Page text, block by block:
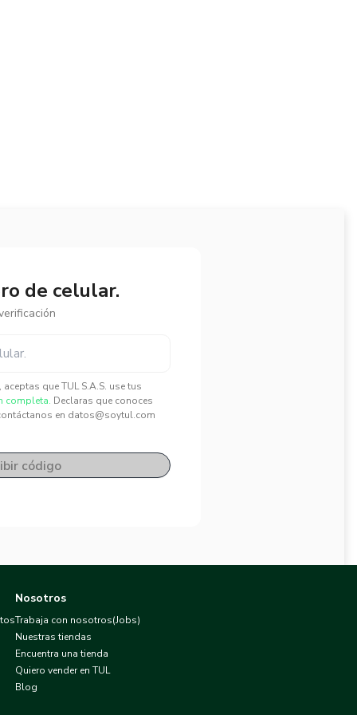
de celular.
que TUL S.A.S. use tus
completa. Declaras que conoces
en datos@soytul.com
código
Nosotros
Trabaja con nosotros(Jobs)
Nuestras tiendas
Encuentra una tienda
Quiero vender en TUL
Blog